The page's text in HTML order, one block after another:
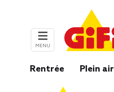
MENU
Rentrée Plein air